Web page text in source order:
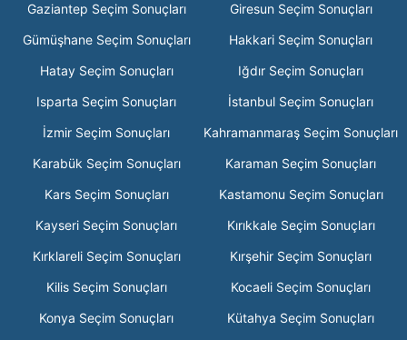
Gaziantep Seçim Sonuçları
Giresun Seçim Sonuçları
Gümüşhane Seçim Sonuçları
Hakkari Seçim Sonuçları
Hatay Seçim Sonuçları
Iğdır Seçim Sonuçları
Isparta Seçim Sonuçları
İstanbul Seçim Sonuçları
İzmir Seçim Sonuçları
Kahramanmaraş Seçim Sonuçları
Karabük Seçim Sonuçları
Karaman Seçim Sonuçları
Kars Seçim Sonuçları
Kastamonu Seçim Sonuçları
Kayseri Seçim Sonuçları
Kırıkkale Seçim Sonuçları
Kırklareli Seçim Sonuçları
Kırşehir Seçim Sonuçları
Kilis Seçim Sonuçları
Kocaeli Seçim Sonuçları
Konya Seçim Sonuçları
Kütahya Seçim Sonuçları